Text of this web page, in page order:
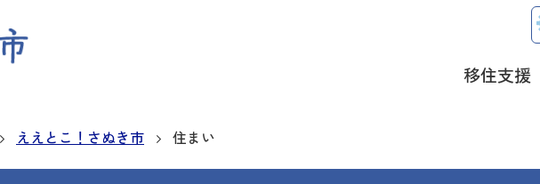
移住支援
ええとこ！さぬき市 住まい